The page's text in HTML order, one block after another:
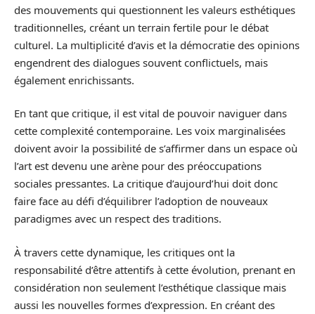
des mouvements qui questionnent les valeurs esthétiques
traditionnelles, créant un terrain fertile pour le débat
culturel. La multiplicité d’avis et la démocratie des opinions
engendrent des dialogues souvent conflictuels, mais
également enrichissants.
En tant que critique, il est vital de pouvoir naviguer dans
cette complexité contemporaine. Les voix marginalisées
doivent avoir la possibilité de s’affirmer dans un espace où
l’art est devenu une arène pour des préoccupations
sociales pressantes. La critique d’aujourd’hui doit donc
faire face au défi d’équilibrer l’adoption de nouveaux
paradigmes avec un respect des traditions.
À travers cette dynamique, les critiques ont la
responsabilité d’être attentifs à cette évolution, prenant en
considération non seulement l’esthétique classique mais
aussi les nouvelles formes d’expression. En créant des